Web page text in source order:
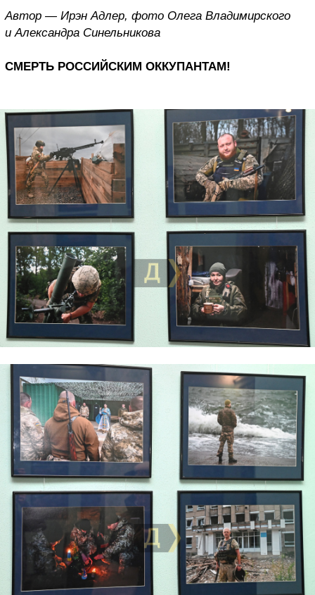
Автор — Ирэн Адлер, фото Олега Владимирского
и Александра Синельникова
СМЕРТЬ РОССИЙСКИМ ОККУПАНТАМ!